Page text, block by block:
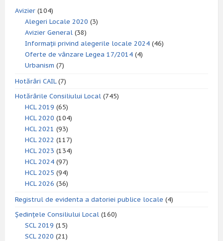
Avizier (104)
Alegeri Locale 2020 (3)
Avizier General (38)
Informații privind alegerile locale 2024 (46)
Oferte de vânzare Legea 17/2014 (4)
Urbanism (7)
Hotărâri CAIL(7)
Hotărârile Consiliului Local (745)
HCL 2019 (65)
HCL 2020 (104)
HCL 2021 (93)
HCL 2022 (117)
HCL 2023 (134)
HCL 2024 (97)
HCL 2025 (94)
HCL 2026 (36)
Registrul de evidenta a datoriei publice locale (4)
Ședințele Consiliului Local (160)
SCL 2019 (15)
SCL 2020 (21)